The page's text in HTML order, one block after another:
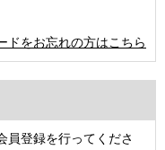
ドをお忘れの方はこちら
員登録を行ってくださ